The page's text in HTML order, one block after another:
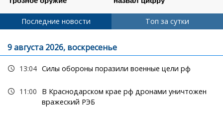
Последние новости Топ за сутки
9 августа 2026, воскресенье
13:04 Силы обороны поразили военные цели рф
11:00
В Краснодарском крае рф дронами уничтожен
вражеский РЭБ